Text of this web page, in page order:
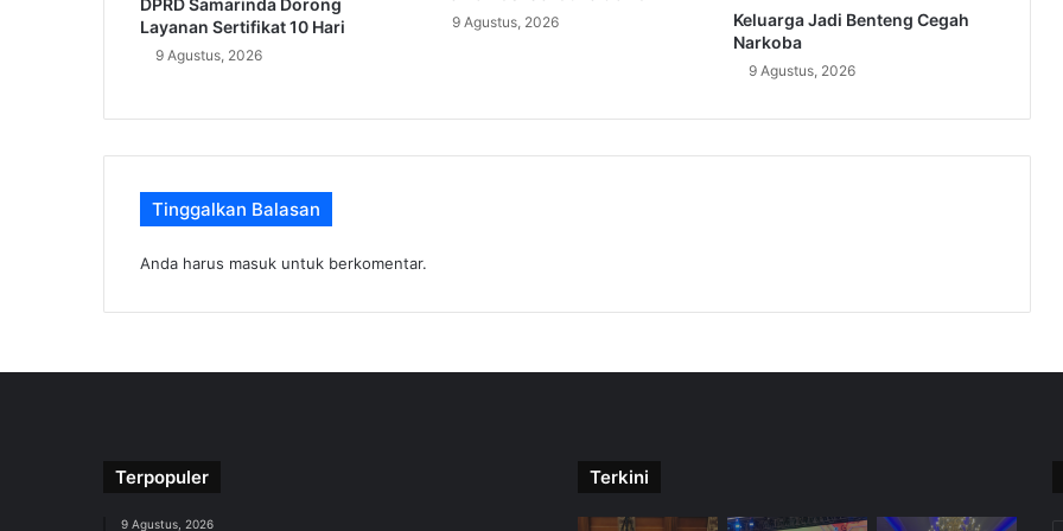
Layanan Sertifikat 10 Hari
9 Agustus, 2026
9 Agustus, 2026
Keluarga Jadi Benteng Cegah
Narkoba
9 Agustus, 2026
Tinggalkan Balasan
Anda harus masuk untuk berkomentar.
Terpopuler
9 Agustus, 2026
Terkini